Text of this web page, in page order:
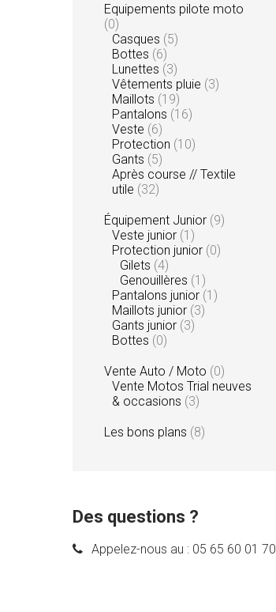
Equipements pilote moto
(0)
Casques (5)
Bottes (6)
Lunettes (3)
Vêtements pluie (3)
Maillots (19)
Pantalons (16)
Veste (6)
Protection (10)
Gants (5)
Après course // Textile
utile (32)
Équipement Junior (9)
Veste junior (1)
Protection junior (0)
Gilets (4)
Genouillères (1)
Pantalons junior (1)
Maillots junior (3)
Gants junior (3)
Bottes (0)
Vente Auto / Moto (0)
Vente Motos Trial neuves
& occasions (3)
Les bons plans (8)
Des questions ?
Appelez-nous au : 05 65 60 01 70